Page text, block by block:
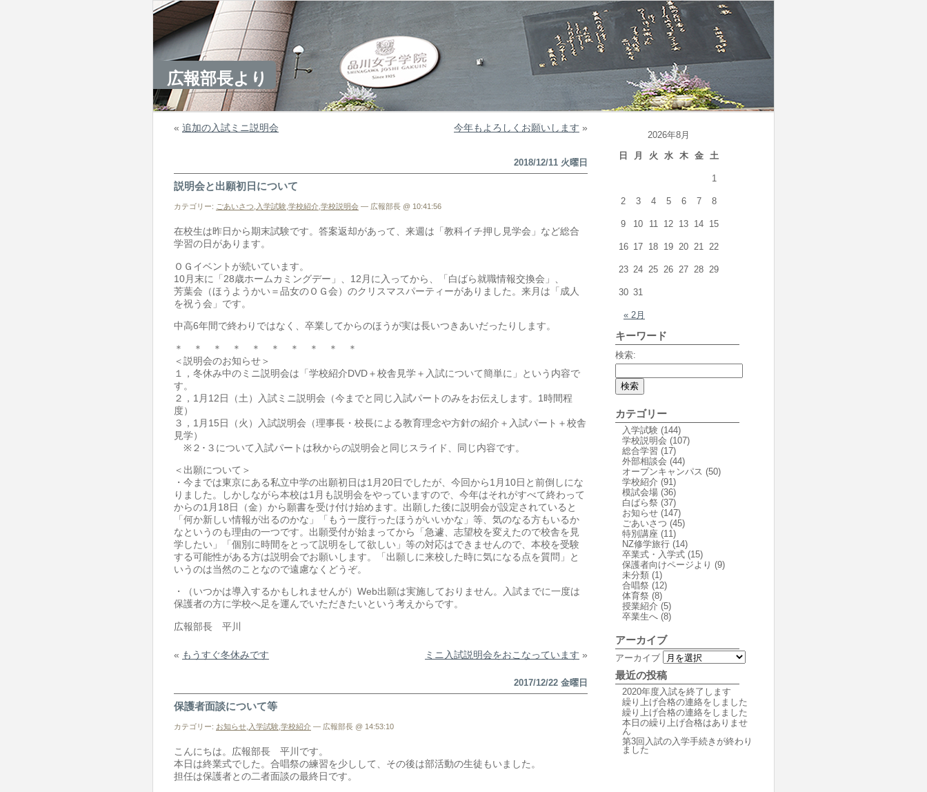
広報部長より
« 追加の入試ミニ説明会 今年もよろしくお願いします »
2018/12/11 火曜日
説明会と出願初日について
カテゴリー: ごあいさつ 入学試験 学校紹介 学校説明会 — 広報部長 @ 10:41:56
在校生は昨日から期末試験です。答案返却があって、来週は「教科イチ押し見学会」など総合
学習の日があります。
ＯＧイベントが続いています。
10月末に「28歳ホームカミングデー」、12月に入ってから、「白ばら就職情報交換会」、
芳葉会（ほうようかい＝品女のＯＧ会）のクリスマスパーティーがありました。来月は「成人
を祝う会」です。
中高6年間で終わりではなく、卒業してからのほうが実は長いつきあいだったりします。
＊ ＊ ＊ ＊ ＊ ＊ ＊ ＊ ＊ ＊
＜説明会のお知らせ＞
１，冬休み中のミニ説明会は「学校紹介DVD＋校舎見学＋入試について簡単に」という内容で
す。
２，1月12日（土）入試ミニ説明会（今までと同じ入試パートのみをお伝えします。1時間程
度）
３，1月15日（火）入試説明会（理事長・校長による教育理念や方針の紹介＋入試パート＋校舎
見学）
※２･３について入試パートは秋からの説明会と同じスライド、同じ内容です。
＜出願について＞
・今までは東京にある私立中学の出願初日は1月20日でしたが、今回から1月10日と前倒しにな
りました。しかしながら本校は1月も説明会をやっていますので、今年はそれがすべて終わって
からの1月18日（金）から願書を受け付け始めます。出願した後に説明会が設定されていると
「何か新しい情報が出るのかな」「もう一度行ったほうがいいかな」等、気のなる方もいるか
なというのも理由の一つです。出願受付が始まってから「急遽、志望校を変えたので校舎を見
学したい」「個別に時間をとって説明をして欲しい」等の対応はできませんので、本校を受験
する可能性がある方は説明会でお願いします。「出願しに来校した時に気になる点を質問」と
いうのは当然のことなので遠慮なくどうぞ。
・（いつかは導入するかもしれませんが）Web出願は実施しておりません。入試までに一度は
保護者の方に学校へ足を運んでいただきたいという考えからです。
広報部長 平川
« もうすぐ冬休みです ミニ入試説明会をおこなっています »
2017/12/22 金曜日
保護者面談について等
カテゴリー: お知らせ 入学試験 学校紹介 — 広報部長 @ 14:53:10
こんにちは。広報部長 平川です。
本日は終業式でした。合唱祭の練習を少しして、その後は部活動の生徒もいました。
担任は保護者との二者面談の最終日です。
2026年8月
日
月 火 水 木 金 土
« 2月
1
2 3 4 5 6 7 8
9 10 11 12 13 14 15
16 17 18 19 20 21 22
23 24 25 26 27 28 29
30 31
キーワード
検索:
カテゴリー
入学試験 (144)
学校説明会 (107)
総合学習 (17)
外部相談会 (44)
オープンキャンパス (50)
学校紹介 (91)
模試会場 (36)
白ばら祭 (37)
お知らせ (147)
ごあいさつ (45)
特別講座 (11)
NZ修学旅行 (14)
卒業式・入学式 (15)
保護者向けページより (9)
未分類 (1)
合唱祭 (12)
体育祭 (8)
授業紹介 (5)
卒業生へ (8)
アーカイブ
アーカイブ
最近の投稿
2020年度入試を終了します
繰り上げ合格の連絡をしました
繰り上げ合格の連絡をしました
本日の繰り上げ合格はありませ
ん
第3回入試の入学手続きが終わり
ました